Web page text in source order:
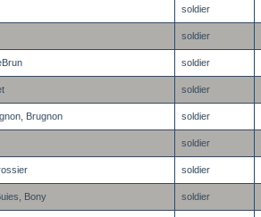
soldier
soldier
soldier
soldier
Brugnon soldier
soldier
soldier
Bony soldier